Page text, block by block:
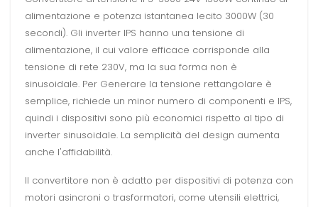
alimentazione e potenza istantanea lecito 3000W (30
secondi). Gli inverter IPS hanno una tensione di
alimentazione, il cui valore efficace corrisponde alla
tensione di rete 230V, ma la sua forma non è
sinusoidale. Per Generare la tensione rettangolare è
semplice, richiede un minor numero di componenti e IPS,
quindi i dispositivi sono più economici rispetto al tipo di
inverter sinusoidale. La semplicità del design aumenta
anche l'affidabilità.
Il convertitore non è adatto per dispositivi di potenza con
motori asincroni o trasformatori, come utensili elettrici,